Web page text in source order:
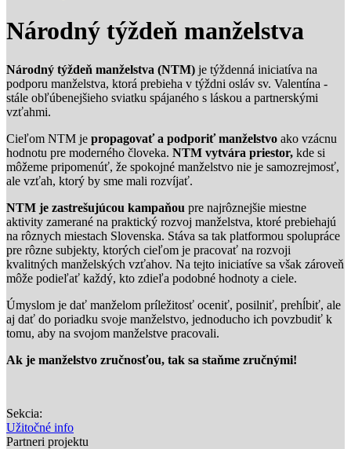
Národný týždeň manželstva
Národný týždeň manželstva (NTM) je týždenná iniciatíva na
podporu manželstva, ktorá prebieha v týždni osláv sv. Valentína -
stále obľúbenejšieho sviatku spájaného s láskou a partnerskými
vzťahmi.
Cieľom NTM je propagovať a podporiť manželstvo ako vzácnu
hodnotu pre moderného človeka. NTM vytvára priestor, kde si
môžeme pripomenúť, že spokojné manželstvo nie je samozrejmosť,
ale vzťah, ktorý by sme mali rozvíjať.
NTM je zastrešujúcou kampaňou pre najrôznejšie miestne
aktivity zamerané na praktický rozvoj manželstva, ktoré prebiehajú
na rôznych miestach Slovenska. Stáva sa tak platformou spolupráce
pre rôzne subjekty, ktorých cieľom je pracovať na rozvoji
kvalitných manželských vzťahov. Na tejto iniciatíve sa však zároveň
môže podieľať každý, kto zdieľa podobné hodnoty a ciele.
Úmyslom je dať manželom príležitosť oceniť, posilniť, prehĺbiť, ale
aj dať do poriadku svoje manželstvo, jednoducho ich povzbudiť k
tomu, aby na svojom manželstve pracovali.
Ak je manželstvo zručnosťou, tak sa staňme zručnými!
Sekcia:
Užitočné info
Partneri projektu